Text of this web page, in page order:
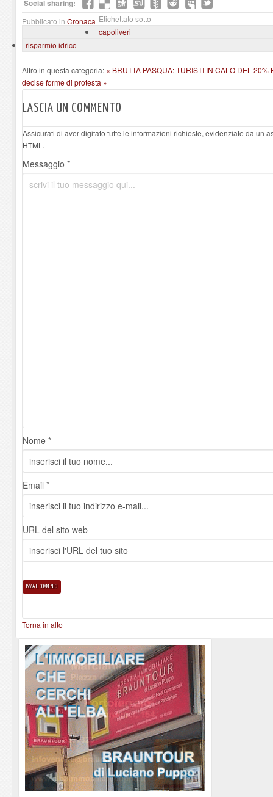
Social sharing:
Pubblicato in Cronaca Etichettato sotto
capoliveri
risparmio idrico
Altro in questa categoria: « BRUTTA PASQUA: TURISTI IN CALO DEL 20%
decise forme di protesta »
LASCIA UN COMMENTO
Assicurati di aver digitato tutte le informazioni richieste, evidenziate da un
HTML.
Messaggio *
Nome *
Email *
URL del sito web
Torna in alto